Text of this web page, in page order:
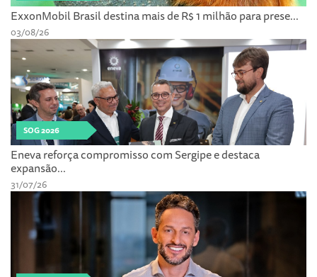
ExxonMobil Brasil destina mais de R$ 1 milhão para prese...
03/08/26
SOG 2026
Eneva reforça compromisso com Sergipe e destaca
expansão...
31/07/26